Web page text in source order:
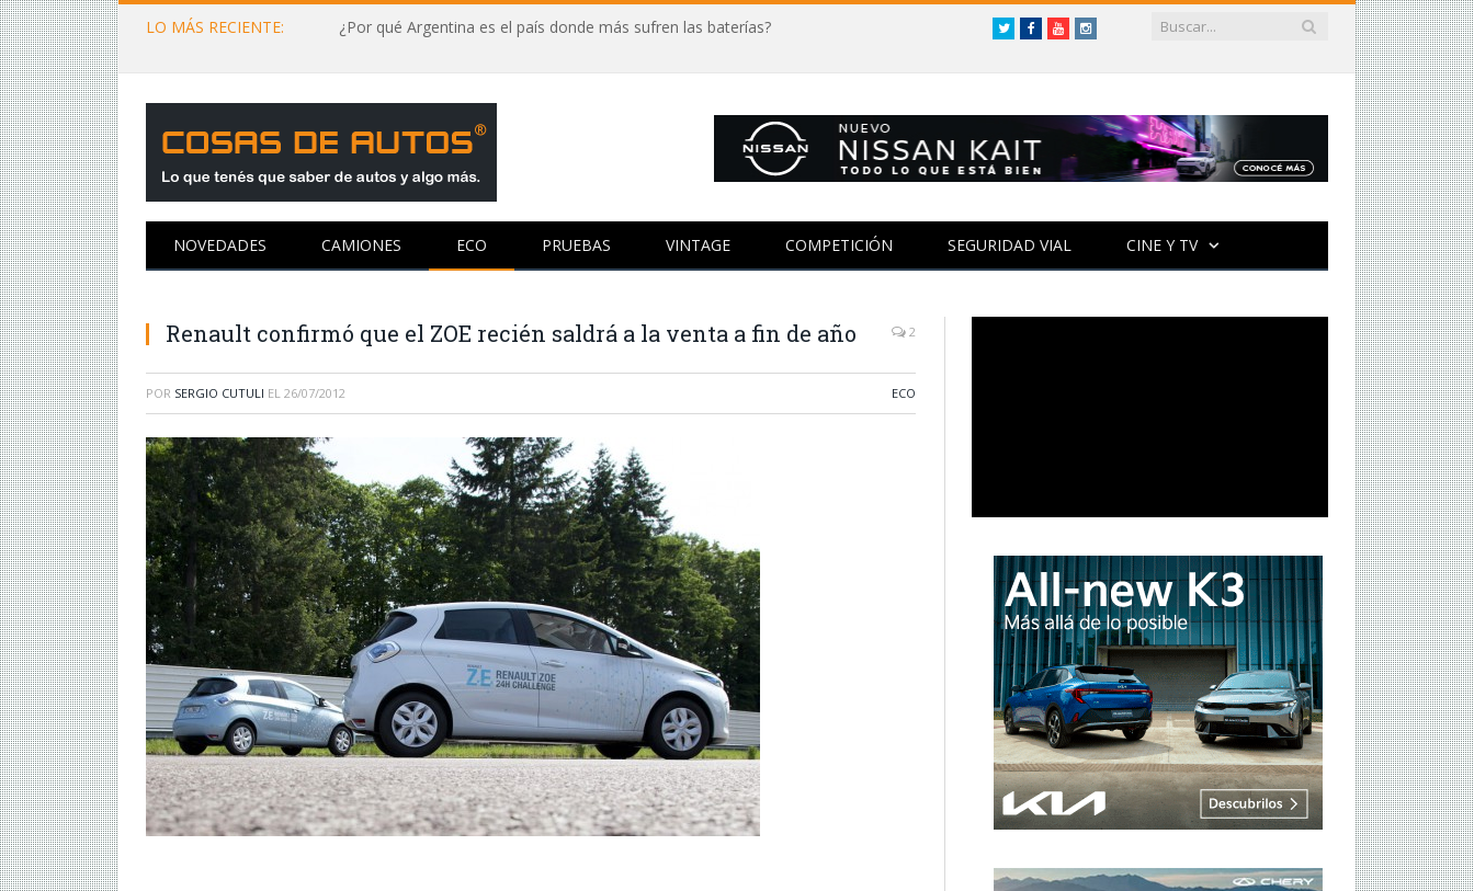
LO MÁS RECIENTE: ¿Por qué Argentina es el país donde más sufren las baterías? TwitterFacebookYouTubeInstagram
NOVEDADES CAMIONES ECO PRUEBAS VINTAGE COMPETICIÓN SEGURIDAD VIAL CINE Y TV
Renault confirmó que el ZOE recién saldrá a la venta a fin de año 2
POR SERGIO CUTULI EL 26/07/2012 ECO